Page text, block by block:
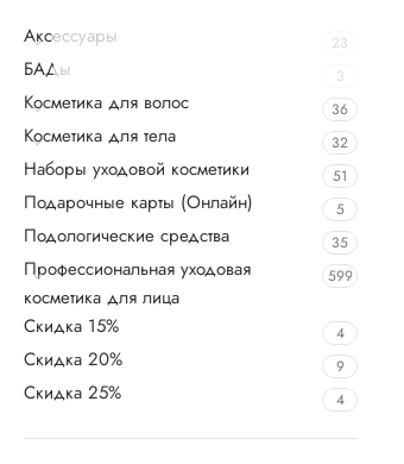
Аксессуары 23
БАДы 3
Косметика для волос 36
Косметика для тела 32
Наборы уходовой косметики 51
Подарочные карты (Онлайн) 5
Подологические средства 35
Профессиональная уходовая
косметика для лица
599
Скидка 15% 4
Скидка 20% 9
Скидка 25% 4